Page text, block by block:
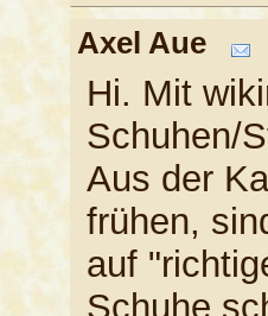
Axel Aue
Hi. Mit
Schuhen/
Aus der
frühen,
auf
Schuhe